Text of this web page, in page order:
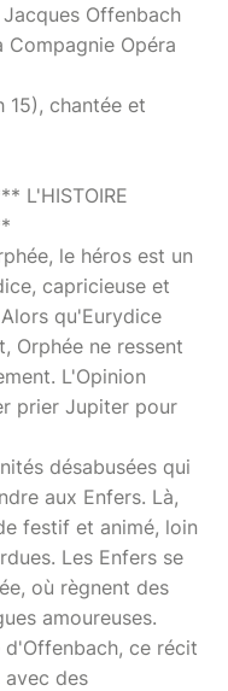
Offenbach
Compagnie Opéra
15), chantée et
le héros est un
capricieuse et
qu'Eurydice
Orphée ne ressent
L'Opinion
prier Jupiter pour
désabusées qui
aux Enfers. Là,
festif et animé, loin
Les Enfers se
où règnent des
amoureuses.
ce récit
avec des